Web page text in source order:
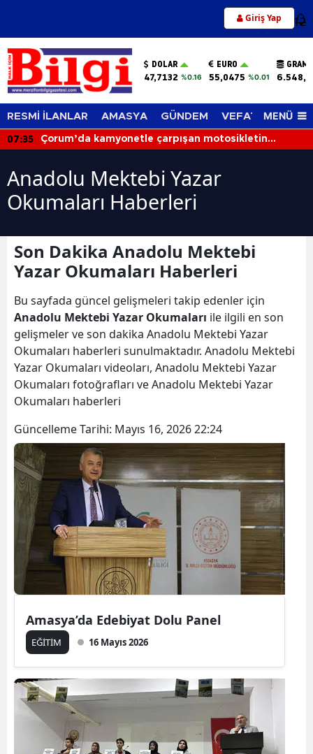
Giriş Yap 12
DOLAR
47,7132 %0.16
EURO
55,0475 %0.01
GRAM
RESMİ İLANLAR AMASYA GÜNDEM VEFAT EDENLER
MENÜ
07:35
Çorum’da kamyonetle çarpışan motosikletin
Anadolu Mektebi Yazar
Okumaları Haberleri
Son Dakika Anadolu Mektebi
Yazar Okumaları Haberleri
Bu sayfada güncel gelişmeleri takip edenler için
Anadolu Mektebi Yazar Okumaları ile ilgili en son
gelişmeler ve son dakika Anadolu Mektebi Yazar
Okumaları haberleri sunulmaktadır. Anadolu Mektebi
Yazar Okumaları videoları, Anadolu Mektebi Yazar
Okumaları fotoğrafları ve Anadolu Mektebi Yazar
Okumaları haberleri
Güncelleme Tarihi: Mayıs 16, 2026 22:24
Amasya’da Edebiyat Dolu Panel
EĞİTİM 16 Mayıs 2026